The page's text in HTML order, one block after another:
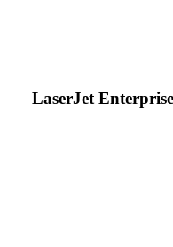
پرینتر لیزری استوک اچ پی مدل LaserJet Enterprise